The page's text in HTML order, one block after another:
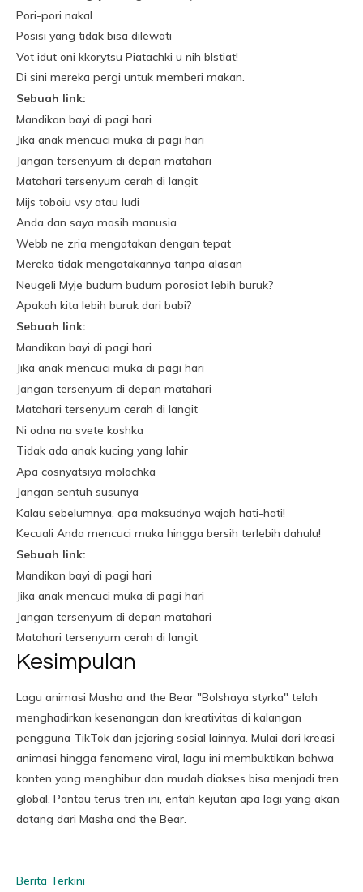
Pori-pori nakal
Posisi yang tidak bisa dilewati
Vot idut oni kkorytsu Piatachki u nih blstiat!
Di sini mereka pergi untuk memberi makan.
Sebuah link:
Mandikan bayi di pagi hari
Jika anak mencuci muka di pagi hari
Jangan tersenyum di depan matahari
Matahari tersenyum cerah di langit
Mijs toboiu vsy atau ludi
Anda dan saya masih manusia
Webb ne zria mengatakan dengan tepat
Mereka tidak mengatakannya tanpa alasan
Neugeli Myje budum budum porosiat lebih buruk?
Apakah kita lebih buruk dari babi?
Sebuah link:
Mandikan bayi di pagi hari
Jika anak mencuci muka di pagi hari
Jangan tersenyum di depan matahari
Matahari tersenyum cerah di langit
Ni odna na svete koshka
Tidak ada anak kucing yang lahir
Apa cosnyatsiya molochka
Jangan sentuh susunya
Kalau sebelumnya, apa maksudnya wajah hati-hati!
Kecuali Anda mencuci muka hingga bersih terlebih dahulu!
Sebuah link:
Mandikan bayi di pagi hari
Jika anak mencuci muka di pagi hari
Jangan tersenyum di depan matahari
Matahari tersenyum cerah di langit
Kesimpulan
Lagu animasi Masha and the Bear "Bolshaya styrka" telah
menghadirkan kesenangan dan kreativitas di kalangan
pengguna TikTok dan jejaring sosial lainnya. Mulai dari kreasi
animasi hingga fenomena viral, lagu ini membuktikan bahwa
konten yang menghibur dan mudah diakses bisa menjadi tren
global. Pantau terus tren ini, entah kejutan apa lagi yang akan
datang dari Masha and the Bear.
Berita Terkini